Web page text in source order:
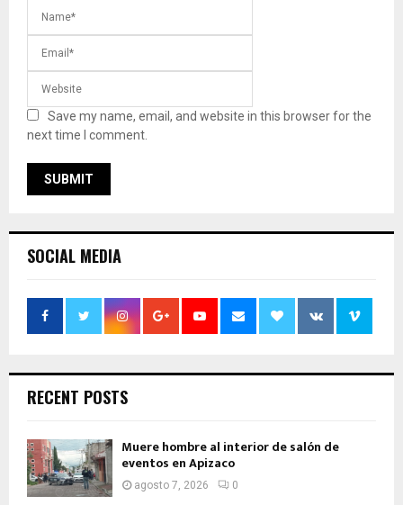
Save my name, email, and website in this browser for the
next time I comment.
SOCIAL MEDIA
RECENT POSTS
Muere hombre al interior de salón de
eventos en Apizaco
agosto 7, 2026 0